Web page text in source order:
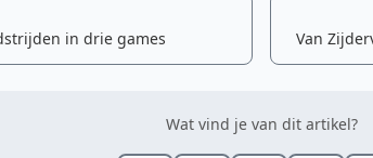
in drie games Van
Wat vind je van dit artikel?